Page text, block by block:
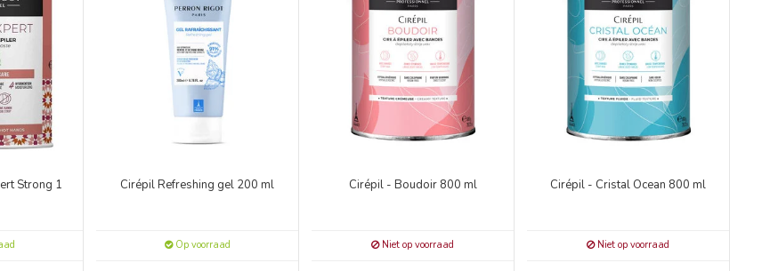
Strong 1
Cirépil Refreshing gel 200 ml
Op voorraad
Cirépil - Boudoir 800 ml
Niet op voorraad
Cirépil - Cristal Ocean 800 ml
Niet op voorraad